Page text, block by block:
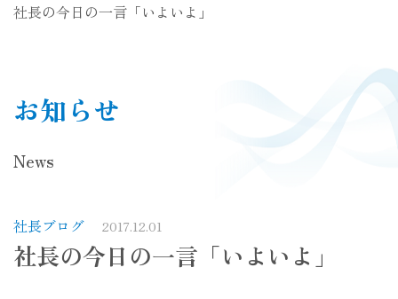
社長の今日の一言「いよいよ」
お知らせ
News
社長ブログ 2017.12.01
社長の今日の一言「いよいよ」